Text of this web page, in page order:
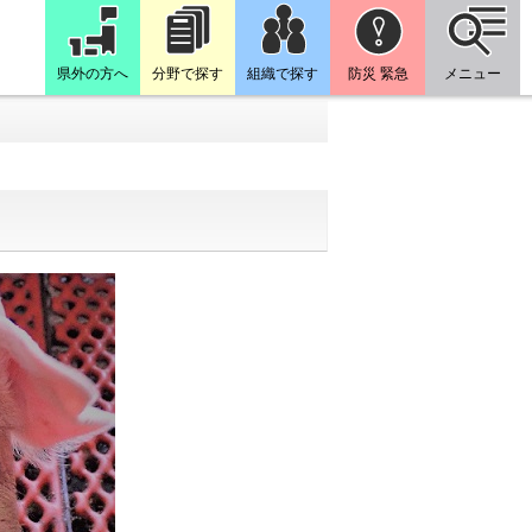
県外の方へ 分野で探す 組織で探す 防災 緊急 メニュー